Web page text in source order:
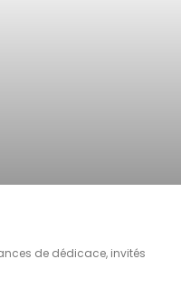
de dédicace, invités